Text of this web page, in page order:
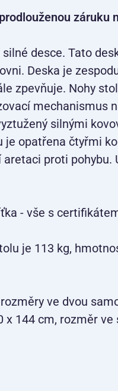
prodlouženou záruku
desce. Tato
Deska je
zpevňuje. Nohy
mechanismus
silnými
opatřena čtyřmi
proti pohybu.
- vše s
je 113 kg,
ve dvou
x 144 cm, rozměr